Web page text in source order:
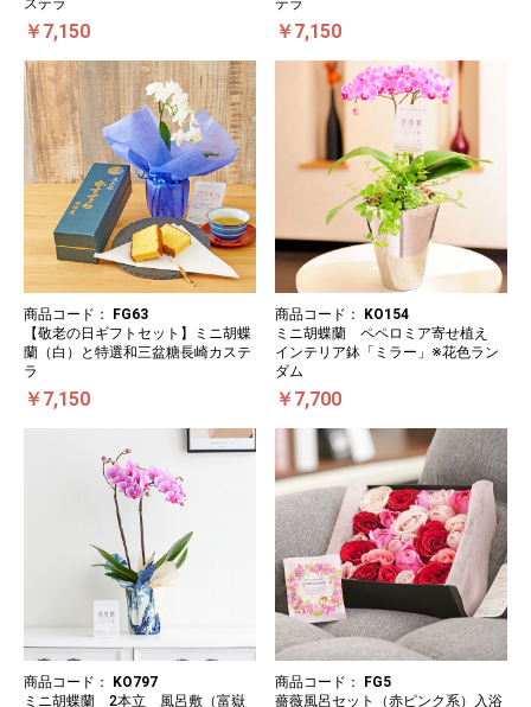
ステラ
￥7,150
テラ
￥7,150
商品コード：
FG63
【敬老の日ギフトセット】ミニ胡蝶
蘭（白）と特選和三盆糖長崎カステ
ラ
￥7,150
商品コード：
KO154
ミニ胡蝶蘭 ペペロミア寄せ植え
インテリア鉢「ミラー」※花色ラン
ダム
￥7,700
商品コード：
KO797
ミニ胡蝶蘭 2本立 風呂敷（富嶽
商品コード：
FG5
薔薇風呂セット（赤ピンク系）入浴